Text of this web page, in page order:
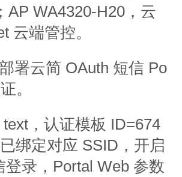
AP WA4320-H20，云
云端管控。
署云简 OAuth 短信 Po
。
，认证模板 ID=674
绑定对应 SSID，开启
登录，Portal Web 参数